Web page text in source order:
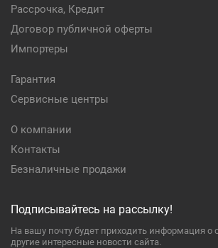
Рассрочка, Кредит
Договор публичной оферты
Импортеры
Гарантия
Сервисные центры
О компании
Контакты
Безналичные продажи
Подписывайтесь на рассылку!
На вашу почту будет приходить информация о
другие интересные новости сайта.